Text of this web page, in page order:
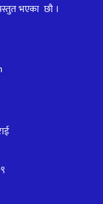
भएका छौ ।